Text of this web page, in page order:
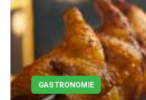
GASTRONOMIE